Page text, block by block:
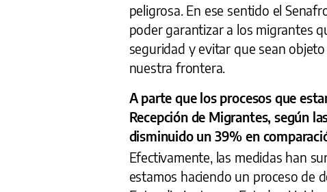
peligrosa. En ese sentido el
poder garantizar a los migrantes
seguridad y evitar que sean
nuestra frontera.
A parte que los procesos que
Recepción de Migrantes, según
disminuido un 39% en
Efectivamente, las medidas han
estamos haciendo un proceso de